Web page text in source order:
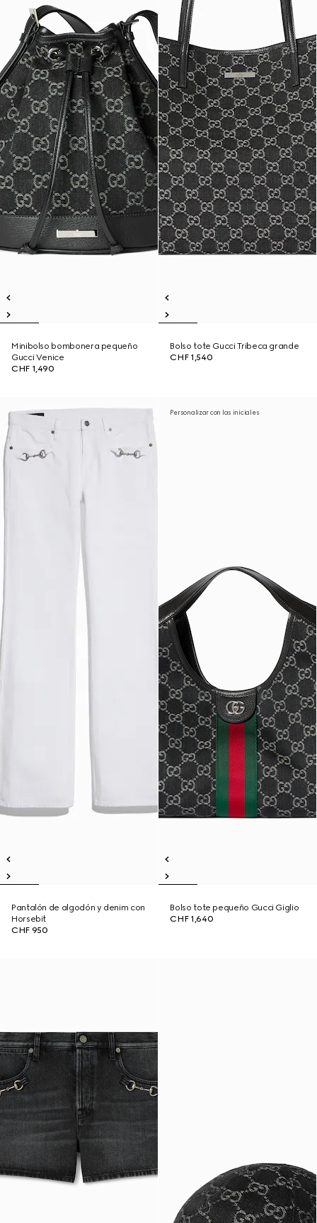
Minibolso bombonera pequeño
Gucci Venice
CHF 1,490
Bolso tote Gucci Tribeca grande
CHF 1,540
Pantalón de algodón y denim con
Horsebit
CHF 950
Personalizar con las iniciales
Bolso tote pequeño Gucci Giglio
CHF 1,640